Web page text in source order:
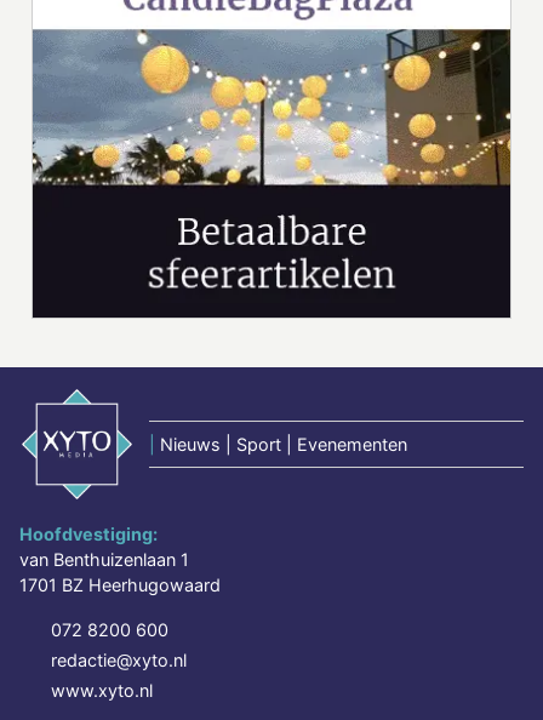
Nieuws | Sport | Evenementen
Hoofdvestiging:
van Benthuizenlaan 1
1701 BZ Heerhugowaard
072 8200 600
redactie@xyto.nl
www.xyto.nl